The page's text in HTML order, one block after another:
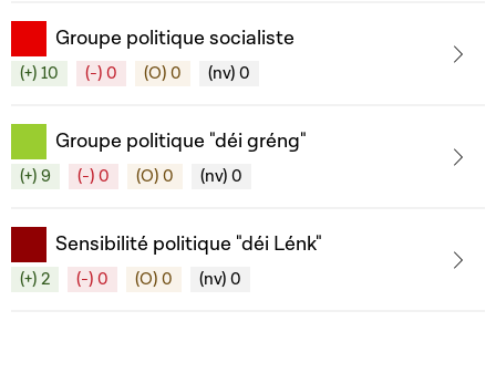
Groupe politique socialiste
(+) 10 (-) 0 (O) 0 (nv) 0
Groupe politique "déi gréng"
(+) 9 (-) 0 (O) 0 (nv) 0
Sensibilité politique "déi Lénk"
(+) 2 (-) 0 (O) 0 (nv) 0